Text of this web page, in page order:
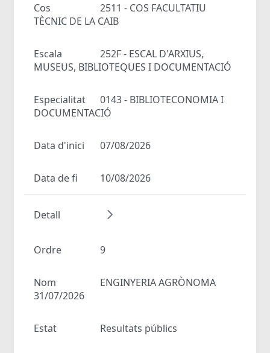
Cos
2511 - COS FACULTATIU
TÈCNIC DE LA CAIB
Escala
252F - ESCAL D'ARXIUS,
MUSEUS, BIBLIOTEQUES I DOCUMENTACIÓ
Especialitat
0143 - BIBLIOTECONOMIA I
DOCUMENTACIÓ
Data d'inici 07/08/2026
Data de fi 10/08/2026
Detall
Ordre 9
Nom
ENGINYERIA AGRÒNOMA
31/07/2026
Estat Resultats públics